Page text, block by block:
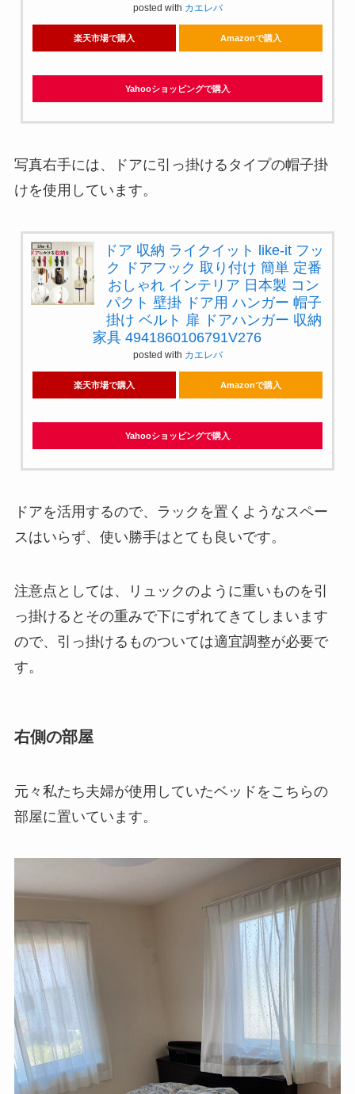
posted with カエレバ
楽天市場で購入 Amazonで購入
Yahooショッピングで購入
写真右手には、ドアに引っ掛けるタイプの帽子掛
けを使用しています。
ドア 収納 ライクイット like-it フッ
ク ドアフック 取り付け 簡単 定番
おしゃれ インテリア 日本製 コン
パクト 壁掛 ドア用 ハンガー 帽子
掛け ベルト 扉 ドアハンガー 収納
家具 4941860106791V276
posted with カエレバ
楽天市場で購入 Amazonで購入
Yahooショッピングで購入
ドアを活用するので、ラックを置くようなスペー
スはいらず、使い勝手はとても良いです。
注意点としては、リュックのように重いものを引
っ掛けるとその重みで下にずれてきてしまいます
ので、引っ掛けるものついては適宜調整が必要で
す。
右側の部屋
元々私たち夫婦が使用していたベッドをこちらの
部屋に置いています。